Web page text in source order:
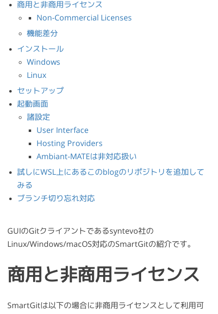
商用と非商用ライセンス
Non-Commercial Licenses
機能差分
インストール
Windows
Linux
セットアップ
起動画面
諸設定
User Interface
Hosting Providers
Ambiant-MATEは非対応扱い
試しにWSL上にあるこのblogのリポジトリを追加して
みる
ブランチ切り忘れ対応
GUIのGitクライアントであるsyntevo社の
Linux/Windows/macOS対応のSmartGitの紹介です。
商用と非商用ライセンス
SmartGitは以下の場合に非商用ライセンスとして利用可